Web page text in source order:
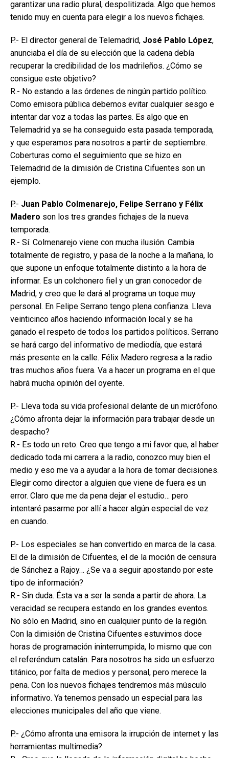
garantizar una radio plural, despolitizada. Algo que hemos
tenido muy en cuenta para elegir a los nuevos fichajes.
P.- El director general de Telemadrid, José Pablo López,
anunciaba el día de su elección que la cadena debía
recuperar la credibilidad de los madrileños. ¿Cómo se
consigue este objetivo?
R.- No estando a las órdenes de ningún partido político.
Como emisora pública debemos evitar cualquier sesgo e
intentar dar voz a todas las partes. Es algo que en
Telemadrid ya se ha conseguido esta pasada temporada,
y que esperamos para nosotros a partir de septiembre.
Coberturas como el seguimiento que se hizo en
Telemadrid de la dimisión de Cristina Cifuentes son un
ejemplo.
P.- Juan Pablo Colmenarejo, Felipe Serrano y Félix
Madero son los tres grandes fichajes de la nueva
temporada.
R.- Sí. Colmenarejo viene con mucha ilusión. Cambia
totalmente de registro, y pasa de la noche a la mañana, lo
que supone un enfoque totalmente distinto a la hora de
informar. Es un colchonero fiel y un gran conocedor de
Madrid, y creo que le dará al programa un toque muy
personal. En Felipe Serrano tengo plena confianza. Lleva
veinticinco años haciendo información local y se ha
ganado el respeto de todos los partidos políticos. Serrano
se hará cargo del informativo de mediodía, que estará
más presente en la calle. Félix Madero regresa a la radio
tras muchos años fuera. Va a hacer un programa en el que
habrá mucha opinión del oyente.
P.- Lleva toda su vida profesional delante de un micrófono.
¿Cómo afronta dejar la información para trabajar desde un
despacho?
R.- Es todo un reto. Creo que tengo a mi favor que, al haber
dedicado toda mi carrera a la radio, conozco muy bien el
medio y eso me va a ayudar a la hora de tomar decisiones.
Elegir como director a alguien que viene de fuera es un
error. Claro que me da pena dejar el estudio… pero
intentaré pasarme por allí a hacer algún especial de vez
en cuando.
P.- Los especiales se han convertido en marca de la casa.
El de la dimisión de Cifuentes, el de la moción de censura
de Sánchez a Rajoy… ¿Se va a seguir apostando por este
tipo de información?
R.- Sin duda. Ésta va a ser la senda a partir de ahora. La
veracidad se recupera estando en los grandes eventos.
No sólo en Madrid, sino en cualquier punto de la región.
Con la dimisión de Cristina Cifuentes estuvimos doce
horas de programación ininterrumpida, lo mismo que con
el referéndum catalán. Para nosotros ha sido un esfuerzo
titánico, por falta de medios y personal, pero merece la
pena. Con los nuevos fichajes tendremos más músculo
informativo. Ya tenemos pensado un especial para las
elecciones municipales del año que viene.
P.- ¿Cómo afronta una emisora la irrupción de internet y las
herramientas multimedia?